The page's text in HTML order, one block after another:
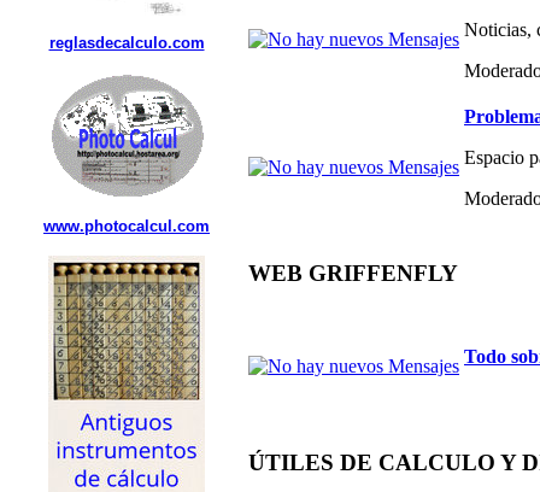
reglasdecalculo.com
www.photocalcul.com
Noticias,
Espacio
WEB GRIFFENFLY
Todo
ÚTILES DE CALCULO Y